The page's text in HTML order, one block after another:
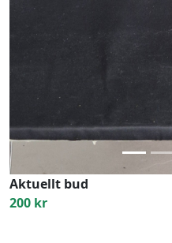
Aktuellt bud
200 kr